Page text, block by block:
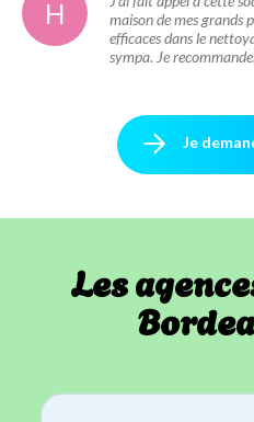
H
maison de mes grands
efficaces dans le
sympa. Je recommande.
Je
Les